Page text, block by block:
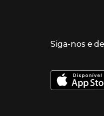
ventana)
ventana)
Siga-nos e